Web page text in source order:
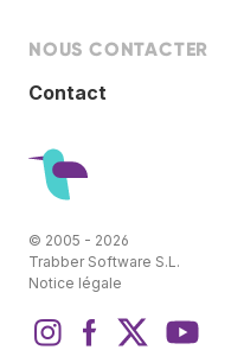
NOUS CONTACTER
Contact
© 2005 - 2026
Trabber Software S.L.
Notice légale